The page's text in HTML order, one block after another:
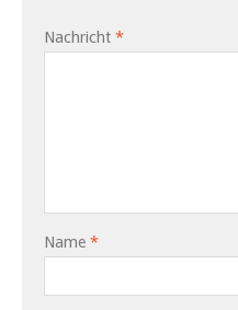
Nachricht *
Name *